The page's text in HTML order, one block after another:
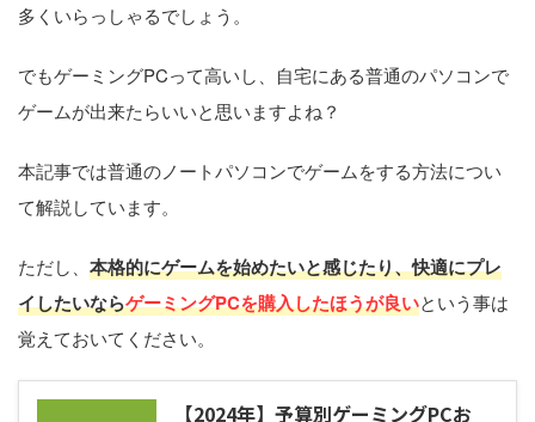
多くいらっしゃるでしょう。
でもゲーミングPCって高いし、自宅にある普通のパソコンで
ゲームが出来たらいいと思いますよね？
本記事では普通のノートパソコンでゲームをする方法につい
て解説しています。
ただし、 本格的にゲームを始めたいと感じたり、快適にプレ
イしたいならゲーミングPCを購入したほうが良いという事は
覚えておいてください。
【2024年】予算別ゲーミングPCお